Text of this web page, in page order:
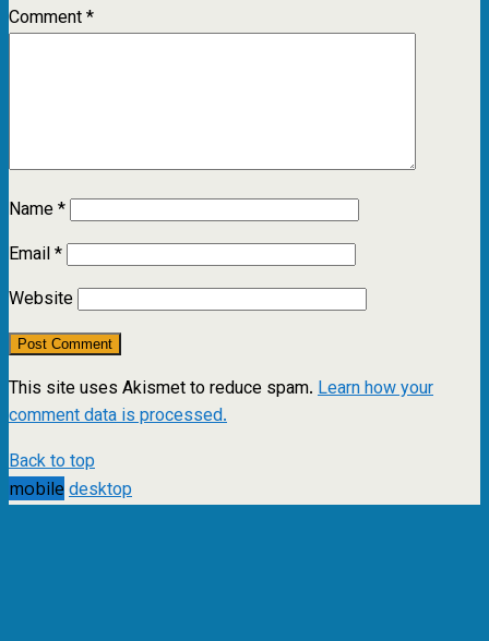
Comment*
Name*
Email*
Website
This site uses Akismet to reduce spam. Learn how your
comment data is processed.
Back to top
mobile desktop